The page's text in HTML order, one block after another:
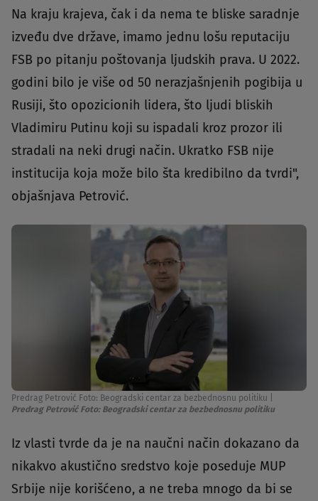
Na kraju krajeva, čak i da nema te bliske saradnje
izveđu dve države, imamo jednu lošu reputaciju
FSB po pitanju poštovanja ljudskih prava. U 2022.
godini bilo je više od 50 nerazjašnjenih pogibija u
Rusiji, što opozicionih lidera, što ljudi bliskih
Vladimiru Putinu koji su ispadali kroz prozor ili
stradali na neki drugi način. Ukratko FSB nije
institucija koja može bilo šta kredibilno da tvrdi",
objašnjava Petrović.
Predrag Petrović Foto: Beogradski centar za bezbednosnu politiku
Predrag Petrović Foto: Beogradski centar za bezbednosnu politiku
Iz vlasti tvrde da je na naučni način dokazano da
nikakvo akustično sredstvo koje poseduje MUP
Srbije nije korišćeno, a ne treba mnogo da bi se